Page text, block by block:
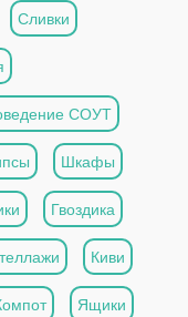
Сливки
СОУТ
Шкафы
Гвоздика
Киви
Ящики